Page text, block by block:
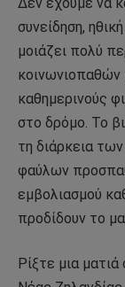
συνείδηση,
μοιάζει πολύ
κοινωνιοπαθών
καθημερινούς
στο δρόμο. Το
τη διάρκεια
φαύλων
εμβολιασμού
προδίδουν το
Ρίξτε μια